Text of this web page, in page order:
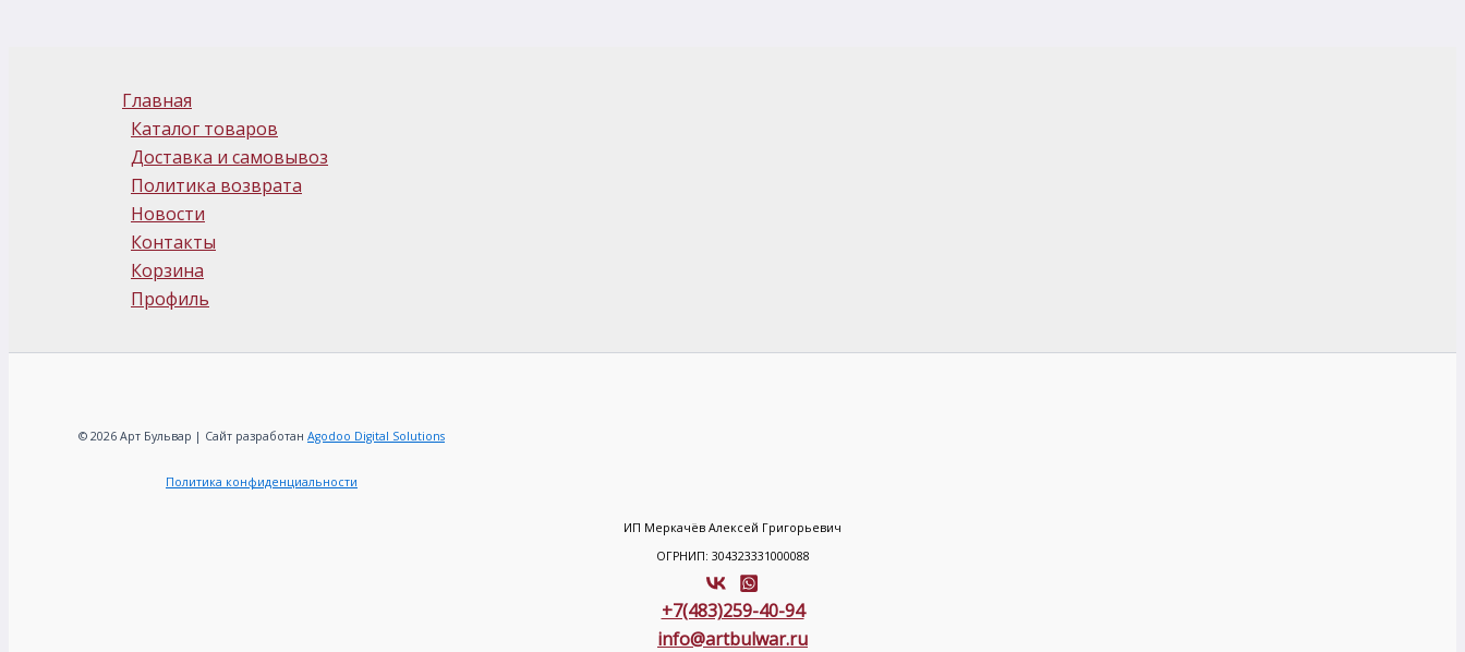
Главная
Каталог товаров
Доставка и самовывоз
Политика возврата
Новости
Контакты
Корзина
Профиль
© 2026 Арт Бульвар | Сайт разработан Agodoo Digital Solutions
Политика конфиденциальности
ИП Меркачёв Алексей Григорьевич
ОГРНИП: 304323331000088
+7(483)259-40-94
info@artbulwar.ru